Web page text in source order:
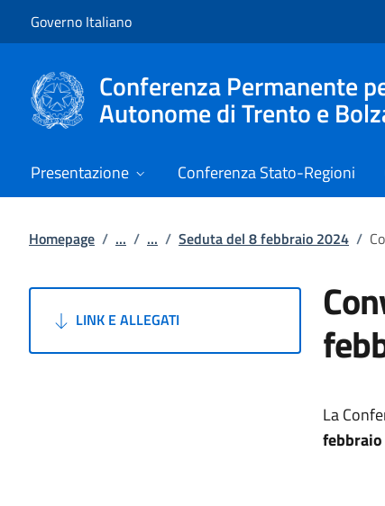
Governo Italiano
Conferenza Permanente
Autonome di Trento e
Presentazione Conferenza Stato-Regioni
Homepage / ... / ... / Seduta del 8 febbraio 2024 /
LINK E ALLEGATI
La